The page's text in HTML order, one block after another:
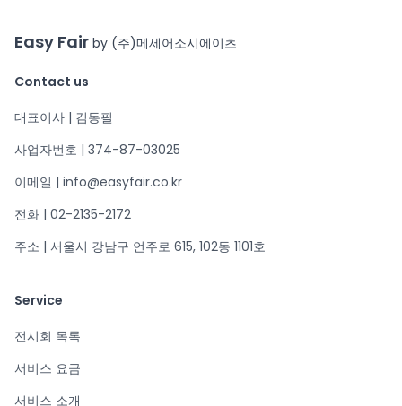
Easy Fair by (주)메세어소시에이츠
Contact us
대표이사 | 김동필
사업자번호 | 374-87-03025
이메일 | info@easyfair.co.kr
전화 | 02-2135-2172
주소 | 서울시 강남구 언주로 615, 102동 1101호
Service
전시회 목록
서비스 요금
서비스 소개